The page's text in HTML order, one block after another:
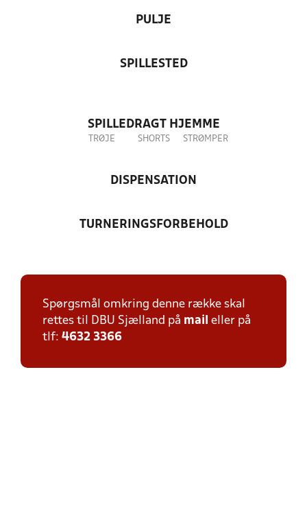
PULJE
SPILLESTED
SPILLEDRAGT HJEMME
TRØJE SHORTS STRØMPER
DISPENSATION
TURNERINGSFORBEHOLD
Spørgsmål omkring denne række skal
rettes til DBU Sjælland på mail eller på
tlf: 4632 3366